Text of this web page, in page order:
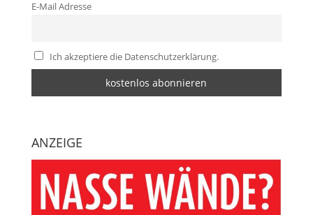
E-Mail Adresse
Ich akzeptiere die Datenschutzerklärung.
ANZEIGE